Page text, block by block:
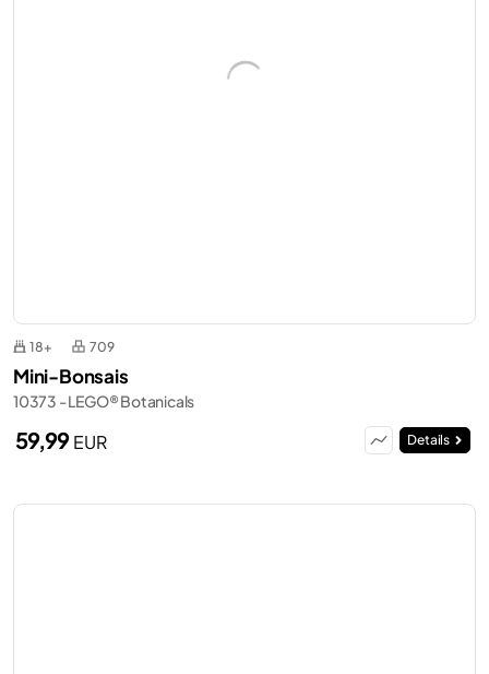
18+ 709
Mini-Bonsais
10373 - LEGO® Botanicals
59,99EUR Details